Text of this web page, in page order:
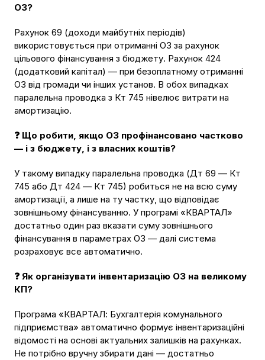
ОЗ?
Рахунок 69 (доходи майбутніх періодів)
використовується при отриманні ОЗ за рахунок
цільового фінансування з бюджету. Рахунок 424
(додатковий капітал) — при безоплатному отриманні
ОЗ від громади чи інших установ. В обох випадках
паралельна проводка з Кт 745 нівелює витрати на
амортизацію.
❓ Що робити, якщо ОЗ профінансовано частково
— і з бюджету, і з власних коштів?
У такому випадку паралельна проводка (Дт 69 — Кт
745 або Дт 424 — Кт 745) робиться не на всю суму
амортизації, а лише на ту частку, що відповідає
зовнішньому фінансуванню. У програмі «КВАРТАЛ»
достатньо один раз вказати суму зовнішнього
фінансування в параметрах ОЗ — далі система
розраховує все автоматично.
❓ Як організувати інвентаризацію ОЗ на великому
КП?
Програма «КВАРТАЛ: Бухгалтерія комунального
підприємства» автоматично формує інвентаризаційні
відомості на основі актуальних залишків на рахунках.
Не потрібно вручну збирати дані — достатньо